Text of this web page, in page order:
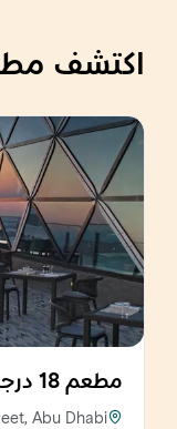
اكتشف
مطعم 18 درجة
Abu Dhabi